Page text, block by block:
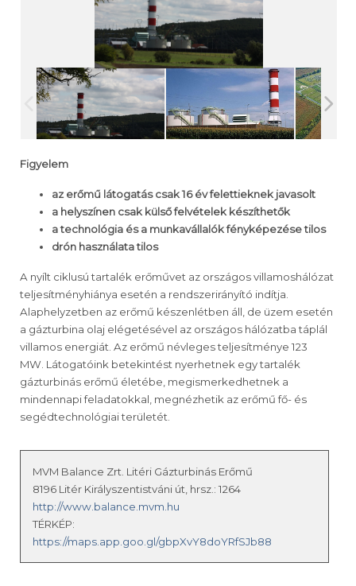
Figyelem
az erőmű látogatás csak 16 év felettieknek javasolt
a helyszínen csak külső felvételek készíthetők
a technológia és a munkavállalók fényképezése tilos
drón használata tilos
A nyílt ciklusú tartalék erőművet az országos villamoshálózat
teljesítményhiánya esetén a rendszerirányító indítja.
Alaphelyzetben az erőmű készenlétben áll, de üzem esetén
a gázturbina olaj elégetésével az országos hálózatba táplál
villamos energiát. Az erőmű névleges teljesítménye 123
MW. Látogatóink betekintést nyerhetnek egy tartalék
gázturbinás erőmű életébe, megismerkedhetnek a
mindennapi feladatokkal, megnézhetik az erőmű fő- és
segédtechnológiai területét.
MVM Balance Zrt. Litéri Gázturbinás Erőmű
8196 Litér Királyszentistváni út, hrsz.: 1264
http://www.balance.mvm.hu
TÉRKÉP:
https://maps.app.goo.gl/gbpXvY8doYRfSJb88